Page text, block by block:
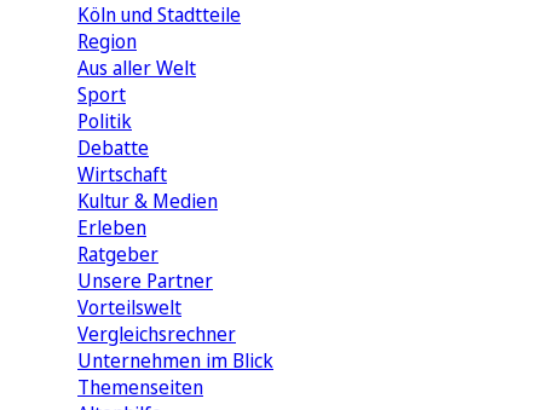
Köln und Stadtteile
Region
Aus aller Welt
Sport
Politik
Debatte
Wirtschaft
Kultur & Medien
Erleben
Ratgeber
Unsere Partner
Vorteilswelt
Vergleichsrechner
Unternehmen im Blick
Themenseiten